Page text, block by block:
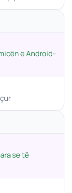
e Android-
se të